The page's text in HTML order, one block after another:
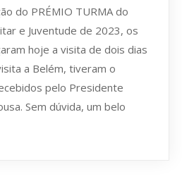
do PRÉMIO TURMA do
e Juventude de 2023, os
hoje a visita de dois dias
a Belém, tiveram o
pelo Presidente
Sem dúvida, um belo